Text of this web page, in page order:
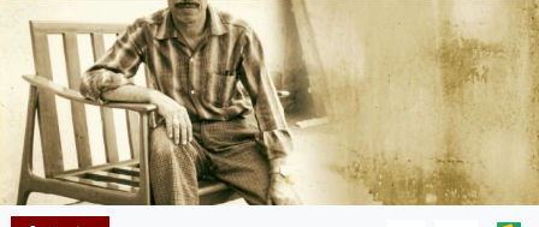
Siyaset
Teknoloji
Yazarlar
Astroloji-Rüya